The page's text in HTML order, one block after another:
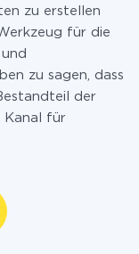
zu erstellen
für die
zu sagen, dass
der
Kanal für